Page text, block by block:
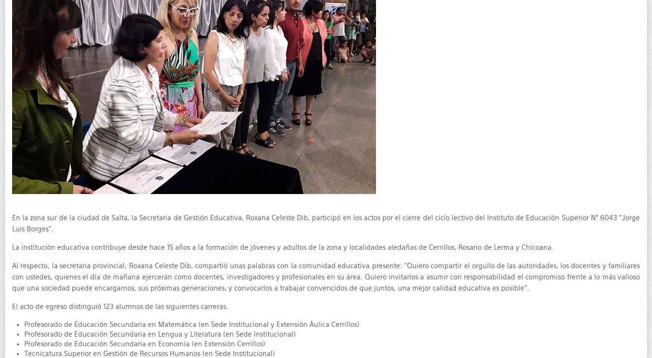
En la zona sur de la ciudad de Salta, la Secretaria de Gestión Educativa, Roxana Celeste Dib, participó en los actos por el cierre del ciclo lectivo del Instituto de Educación Superior N° 6043 “Jorge
Luis Borges”.
La institución educativa contribuye desde hace 15 años a la formación de jóvenes y adultos de la zona y localidades aledañas de Cerrillos, Rosario de Lerma y Chicoana.
Al respecto, la secretaria provincial, Roxana Celeste Dib, compartió unas palabras con la comunidad educativa presente: “Quiero compartir el orgullo de las autoridades, los docentes y familiares
con ustedes, quienes el día de mañana ejercerán como docentes, investigadores y profesionales en su área. Quiero invitarlos a asumir con responsabilidad el compromiso frente a lo más valioso
que una sociedad puede encargarnos, sus próximas generaciones, y convocarlos a trabajar convencidos de que juntos, una mejor calidad educativa es posible".
El acto de egreso distinguió 123 alumnos de las siguientes carreras.
Profesorado de Educación Secundaria en Matemática (en Sede Institucional y Extensión Áulica Cerrillos)
Profesorado de Educación Secundaria en Lengua y Literatura (en Sede Institucional)
Profesorado de Educación Secundaria en Economía (en Extensión Cerrillos)
Tecnicatura Superior en Gestión de Recursos Humanos (en Sede Institucional)